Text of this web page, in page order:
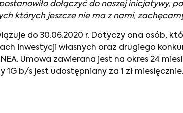
dołączyć do naszej inicjatywy,
których jeszcze nie ma z nami,
do 30.06.2020 r. Dotyczy ona osób,
inwestycji własnych oraz drugiego
Umowa zawierana jest na okres 24
b/s jest udostępniany za 1 zł miesięcznie.